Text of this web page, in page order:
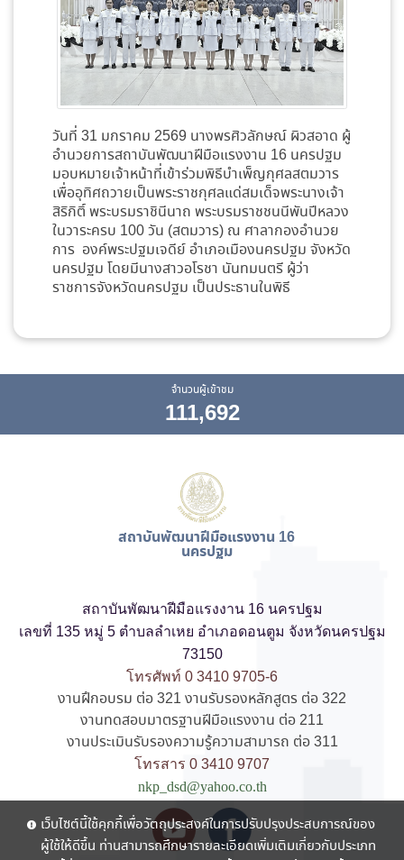
วันที่ 31 มกราคม 2569 นางพรศิวลักษณ์ ผิวสอาด ผู้
อำนวยการสถาบันพัฒนาฝีมือแรงงาน 16 นครปฐม
มอบหมายเจ้าหน้าที่เข้าร่วมพิธีบำเพ็ญกุศลสตมวาร
เพื่ออุทิศถวายเป็นพระราชกุศลแด่สมเด็จพระนางเจ้า
สิริกิติ์ พระบรมราชินีนาถ พระบรมราชชนนีพันปีหลวง
ในวาระครบ 100 วัน (สตมวาร) ณ ศาลากองอำนวย
การ องค์พระปฐมเจดีย์ อำเภอเมืองนครปฐม จังหวัด
นครปฐม โดยมีนางสาวอโรชา นันทมนตรี ผู้ว่า
ราชการจังหวัดนครปฐม เป็นประธานในพิธี
จำนวนผู้เข้าชม
111,692
สถาบันพัฒนาฝีมือแรงงาน 16
นครปฐม
สถาบันพัฒนาฝีมือแรงงาน 16 นครปฐม
เลขที่ 135 หมู่ 5 ตำบลลำเหย อำเภอดอนตูม จังหวัดนครปฐม
73150
โทรศัพท์ 0 3410 9705-6
งานฝึกอบรม ต่อ 321 งานรับรองหลักสูตร ต่อ 322
งานทดสอบมาตรฐานฝีมือแรงงาน ต่อ 211
งานประเมินรับรองความรู้ความสามารถ ต่อ 311
โทรสาร 0 3410 9707
nkp_dsd@yahoo.co.th
เว็บไซต์นี้ใช้คุกกี้เพื่อวัตถุประสงค์ในการปรับปรุงประสบการณ์ของ
ผู้ใช้ให้ดีขึ้น ท่านสามารถศึกษารายละเอียดเพิ่มเติมเกี่ยวกับประเภท